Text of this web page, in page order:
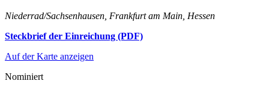
Niederrad/Sachsenhausen, Frankfurt am Main, Hessen
Steckbrief der Einreichung (PDF)
Auf der Karte anzeigen
Nominiert